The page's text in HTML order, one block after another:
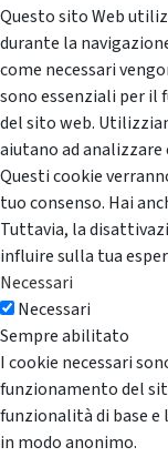
Questo sito Web
durante la
come necessari
sono essenziali per il
del sito web.
aiutano ad
Questi cookie
tuo consenso. Hai
Tuttavia, la
influire sulla tua
Necessari
Necessari
Sempre abilitato
I cookie necessari
funzionamento del
funzionalità di base
in modo anonimo.